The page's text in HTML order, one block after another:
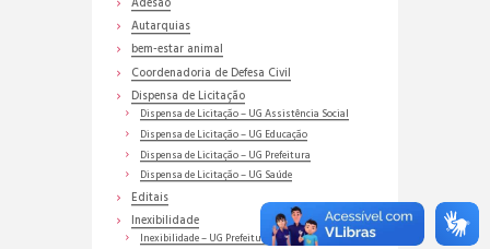
Adesão
Autarquias
bem-estar animal
Coordenadoria de Defesa Civil
Dispensa de Licitação
Dispensa de Licitação – UG Assistência Social
Dispensa de Licitação – UG Educação
Dispensa de Licitação – UG Prefeitura
Dispensa de Licitação – UG Saúde
Editais
Inexibilidade
Inexibilidade – UG Prefeitura